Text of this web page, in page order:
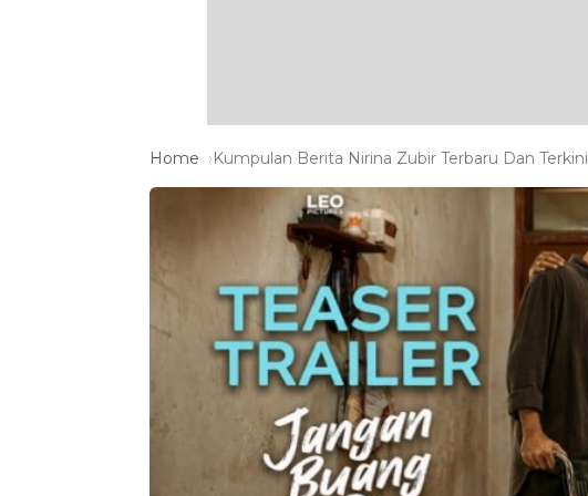
Home Kumpulan Berita Nirina Zubir Terbaru Dan Terkini